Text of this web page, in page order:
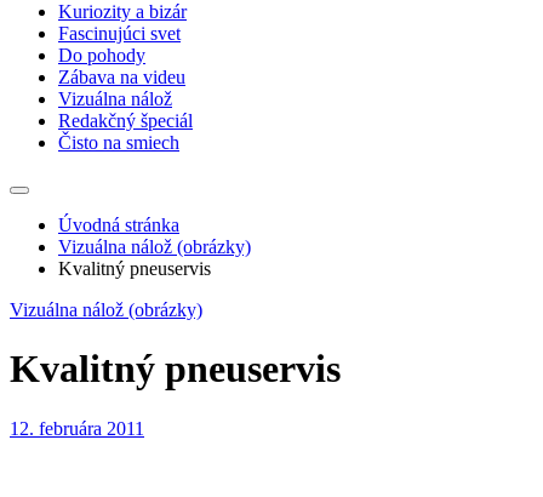
Kuriozity a bizár
Fascinujúci svet
Do pohody
Zábava na videu
Vizuálna nálož
Redakčný špeciál
Čisto na smiech
Úvodná stránka
Vizuálna nálož (obrázky)
Kvalitný pneuservis
Vizuálna nálož (obrázky)
Kvalitný pneuservis
12. februára 2011